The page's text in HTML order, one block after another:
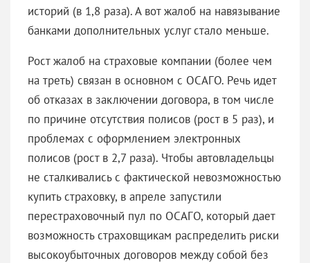
историй (в 1,8 раза). А вот жалоб на навязывание
банками дополнительных услуг стало меньше.
Рост жалоб на страховые компании (более чем
на треть) связан в основном с ОСАГО. Речь идет
об отказах в заключении договора, в том числе
по причине отсутствия полисов (рост в 5 раз), и
проблемах с оформлением электронных
полисов (рост в 2,7 раза). Чтобы автовладельцы
не сталкивались с фактической невозможностью
купить страховку, в апреле запустили
перестраховочный пул по ОСАГО, который дает
возможность страховщикам распределить риски
высокоубыточных договоров между собой без